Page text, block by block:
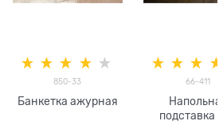
850-33
Банкетка ажурная
66-411
подставка